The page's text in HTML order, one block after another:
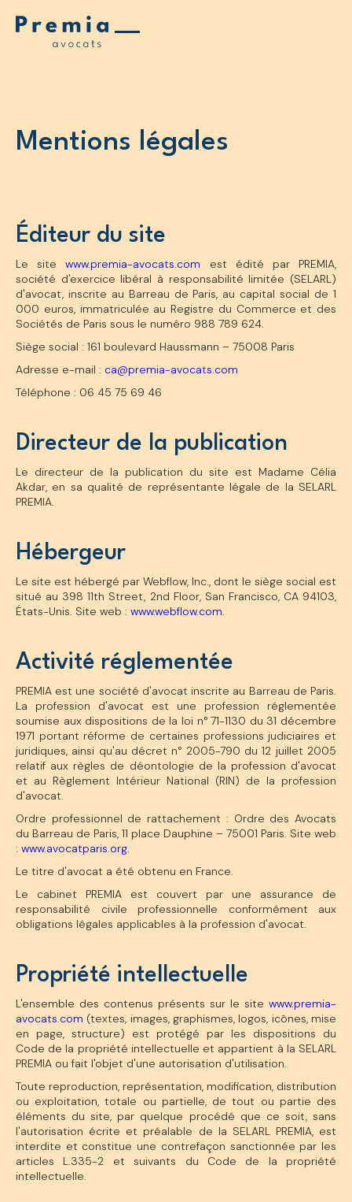
Mentions légales
Éditeur du site
Le sitewww.premia-avocats.com est édité par PREMIA,
société d'exercice libéral à responsabilité limitée (SELARL)
d'avocat, inscrite au Barreau de Paris, au capital social de 1
000 euros, immatriculée au Registre du Commerce et des
Sociétés de Paris sous le numéro 988 789 624.
Siège social : 161 boulevard Haussmann – 75008 Paris
Adresse e-mail : ca@premia-avocats.com
Téléphone : 06 45 75 69 46
Directeur de la publication
Le directeur de la publication du site est Madame Célia
Akdar, en sa qualité de représentante légale de la SELARL
PREMIA.
Hébergeur
Le site est hébergé par Webflow, Inc., dont le siège social est
situé au 398 11th Street, 2nd Floor, San Francisco, CA 94103,
États-Unis. Site web : www.webflow.com.
Activité réglementée
PREMIA est une société d'avocat inscrite au Barreau de Paris.
La profession d'avocat est une profession réglementée
soumise aux dispositions de la loi n° 71-1130 du 31 décembre
1971 portant réforme de certaines professions judiciaires et
juridiques, ainsi qu'au décret n° 2005-790 du 12 juillet 2005
relatif aux règles de déontologie de la profession d'avocat
et au Règlement Intérieur National (RIN) de la profession
d'avocat.
Ordre professionnel de rattachement : Ordre des Avocats
du Barreau de Paris, 11 place Dauphine – 75001 Paris. Site web
: www.avocatparis.org.
Le titre d'avocat a été obtenu en France.
Le cabinet PREMIA est couvert par une assurance de
responsabilité civile professionnelle conformément aux
obligations légales applicables à la profession d'avocat.
Propriété intellectuelle
L'ensemble des contenus présents sur le site www.premia-
avocats.com (textes, images, graphismes, logos, icônes, mise
en page, structure) est protégé par les dispositions du
Code de la propriété intellectuelle et appartient à la SELARL
PREMIA ou fait l'objet d'une autorisation d'utilisation.
Toute reproduction, représentation, modification, distribution
ou exploitation, totale ou partielle, de tout ou partie des
éléments du site, par quelque procédé que ce soit, sans
l'autorisation écrite et préalable de la SELARL PREMIA, est
interdite et constitue une contrefaçon sanctionnée par les
articles L.335-2 et suivants du Code de la propriété
intellectuelle.